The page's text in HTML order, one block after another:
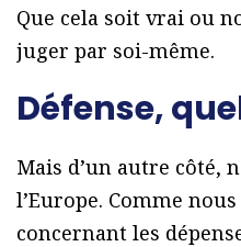
Que cela soit vrai ou
juger par soi-même.
Défense,
Mais d’un autre côté,
l’Europe. Comme
concernant les